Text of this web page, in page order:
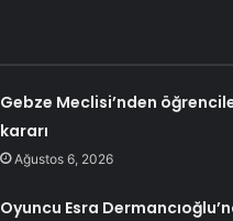
Gebze Meclisi’nden
kararı
Ağustos 6, 2026
Oyuncu Esra